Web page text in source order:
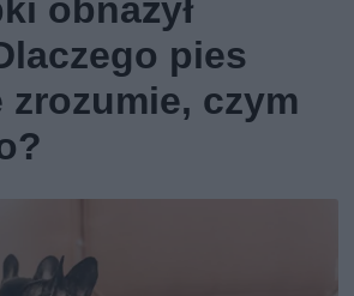
obnażył
pies
czym